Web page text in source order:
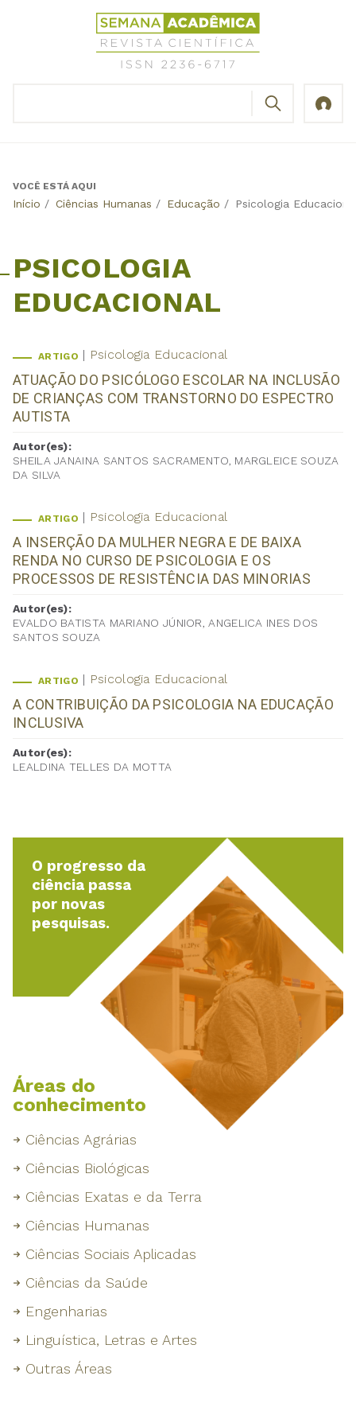
Revista
Científica
Semana
Back
VOCÊ ESTÁ AQUI
Início / Ciências Humanas / Educação / Psicologia
PSICOLOGIA
EDUCACIONAL
ARTIGO Psicologia Educacional
ATUAÇÃO DO PSICÓLOGO ESCOLAR NA INCLUSÃO
DE CRIANÇAS COM TRANSTORNO DO ESPECTRO
AUTISTA
Autor(es):
SHEILA JANAINA SANTOS SACRAMENTO, MARGLEICE SOUZA
DA SILVA
ARTIGO Psicologia Educacional
A INSERÇÃO DA MULHER NEGRA E DE BAIXA
RENDA NO CURSO DE PSICOLOGIA E OS
PROCESSOS DE RESISTÊNCIA DAS MINORIAS
Autor(es):
EVALDO BATISTA MARIANO JÚNIOR, ANGELICA INES DOS
SANTOS SOUZA
ARTIGO Psicologia Educacional
A CONTRIBUIÇÃO DA PSICOLOGIA NA EDUCAÇÃO
INCLUSIVA
Autor(es):
LEALDINA TELLES DA MOTTA
O progresso da
ciência passa
por novas
pesquisas.
Áreas do
conhecimento
Ciências Agrárias
Ciências Biológicas
Ciências Exatas e da Terra
Ciências Humanas
Ciências Sociais Aplicadas
Ciências da Saúde
Engenharias
Linguística, Letras e Artes
Outras Áreas